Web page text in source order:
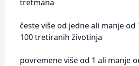
tretmana
česte više od jedne ali manje od
100 tretiranih životinja
povremene više od 1 ali manje